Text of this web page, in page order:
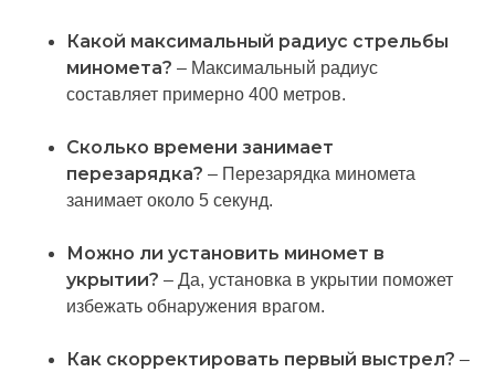
Какой максимальный радиус стрельбы
миномета? – Максимальный радиус
составляет примерно 400 метров.
Сколько времени занимает
перезарядка? – Перезарядка миномета
занимает около 5 секунд.
Можно ли установить миномет в
укрытии? – Да, установка в укрытии поможет
избежать обнаружения врагом.
Как скорректировать первый выстрел? –